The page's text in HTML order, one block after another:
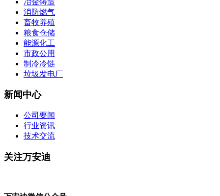
消防燃气
畜牧养殖
粮食仓储
能源化工
市政公用
制冷冷链
垃圾发电厂
新闻中心
公司要闻
行业资讯
技术交流
关注万安迪